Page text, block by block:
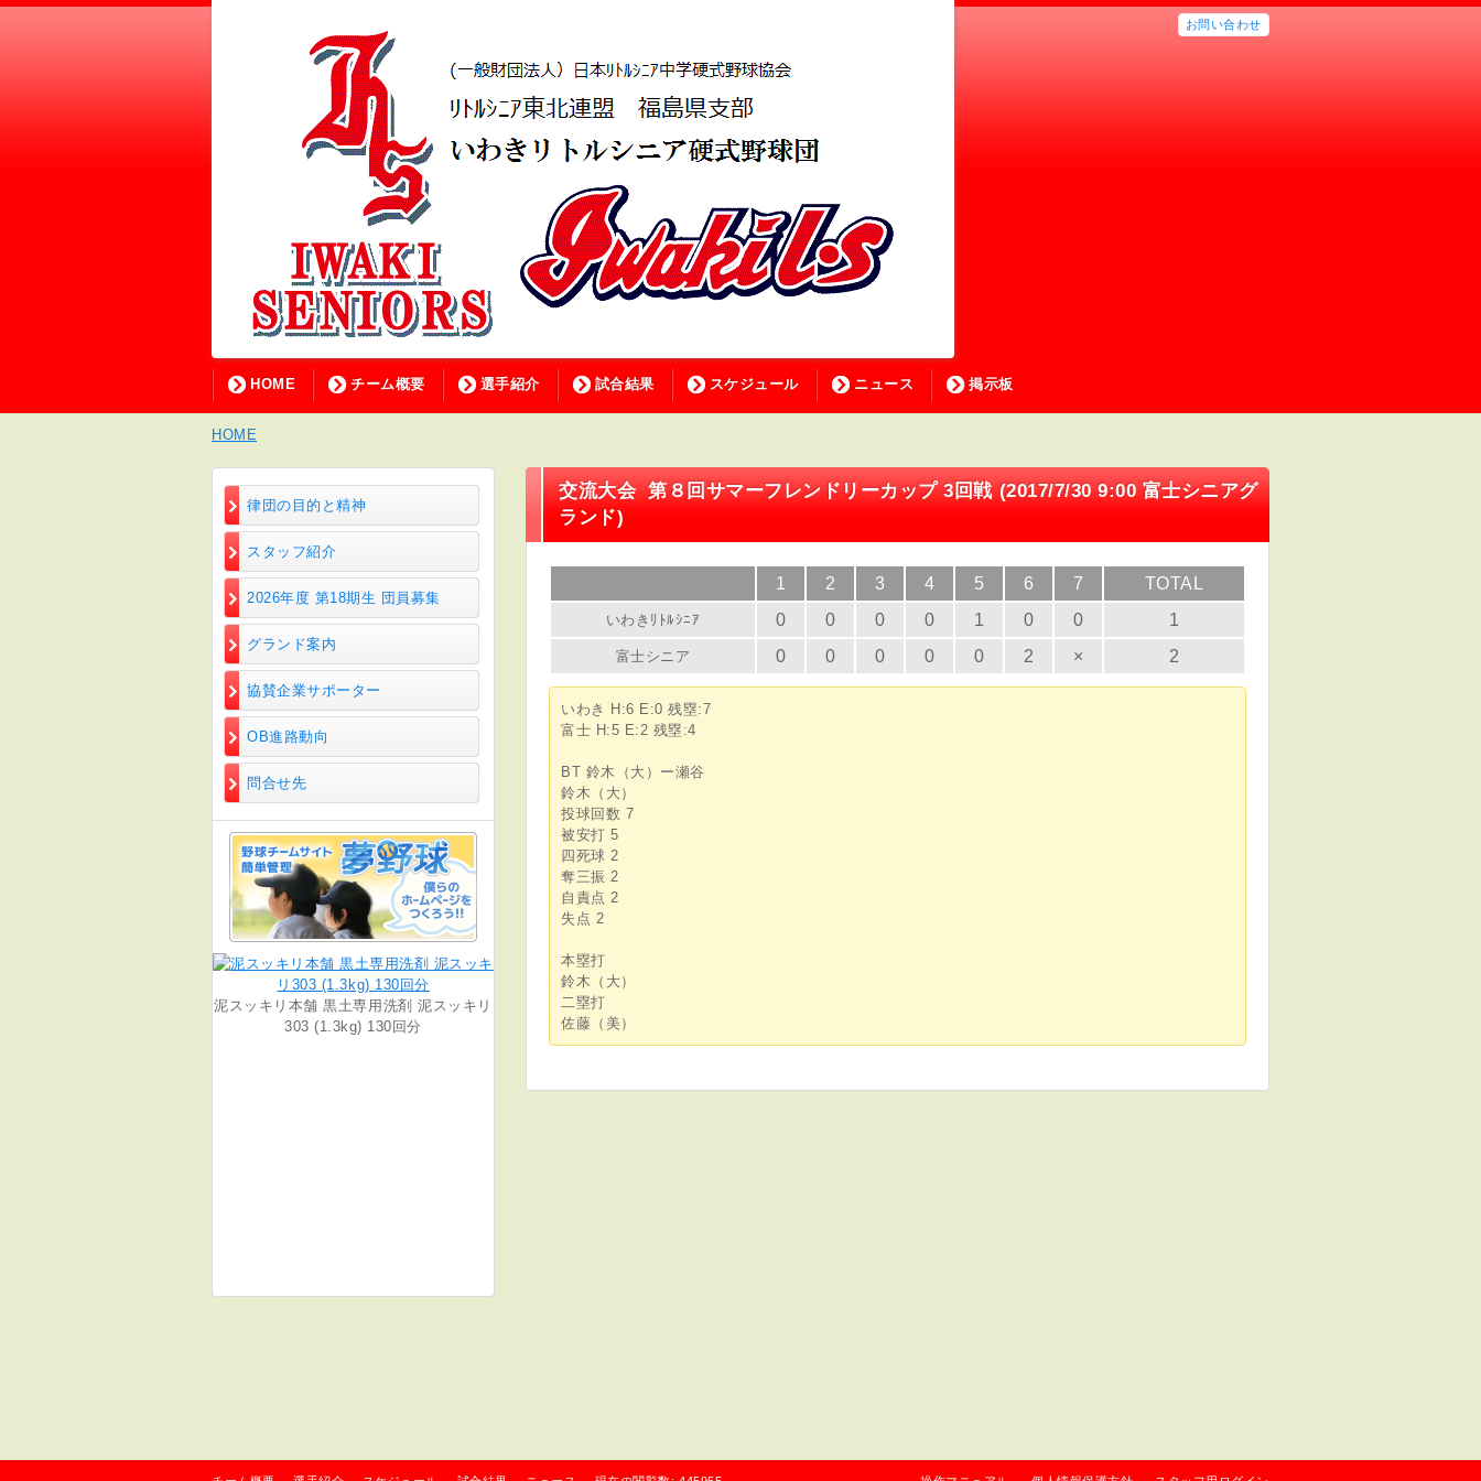
お問い合わせ
HOME チーム概要 選手紹介 試合結果 スケジュール ニュース 掲示板
HOME
律団の目的と精神
スタッフ紹介
2026年度 第18期生 団員募集
グランド案内
協賛企業サポーター
OB進路動向
問合せ先
泥スッキリ本舗 黒土専用洗剤 泥スッキリ
303 (1.3kg) 130回分
交流大会 第８回サマーフレンドリーカップ 3回戦 (2017/7/30 9:00 富士シニアグ
ランド)
1 2 3 4 5 6 7 TOTAL
いわきﾘﾄﾙｼﾆｱ 0 0 0 0 1 0 0 1
富士シニア 0 0 0 0 0 2 × 2
いわき H:6 E:0 残塁:7
富士 H:5 E:2 残塁:4
BT 鈴木（大）ー瀬谷
鈴木（大）
投球回数 7
被安打 5
四死球 2
奪三振 2
自責点 2
失点 2
本塁打
鈴木（大）
二塁打
佐藤（美）